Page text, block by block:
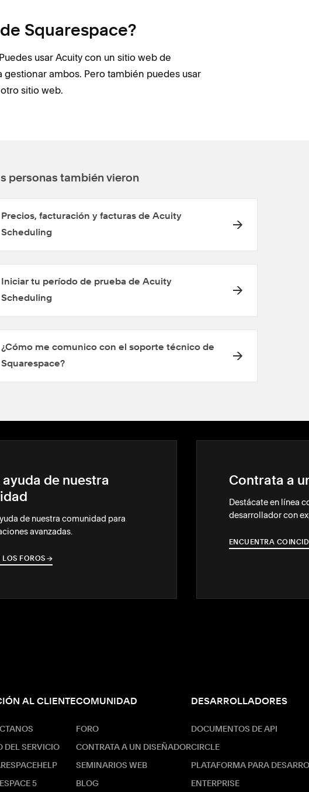
Squarespace?
usar Acuity con un sitio web de
ambos. Pero también puedes usar
sitio web.
personas también vieron
Precios, facturación y facturas de Acuity
Scheduling
Iniciar tu período de prueba de Acuity
Scheduling
¿Cómo me comunico con el soporte técnico de
Squarespace?
ayuda de nuestra
de nuestra comunidad para
avanzadas.
LOS FOROS →
→
Contrata a
Destácate en línea
desarrollador con
ENCUENTRA
AL CLIENTE
DEL SERVICIO
5
COMUNIDAD
FORO
CONTRATA A UN DISEÑADOR
SEMINARIOS WEB
BLOG
DESARROLLADORES
DOCUMENTOS DE API
CIRCLE
PLATAFORMA PARA
ENTERPRISE